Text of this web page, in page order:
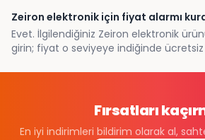
Zeiron elektronik için fiyat alarmı
Evet. İlgilendiğiniz Zeiron elektronik
girin; fiyat o seviyeye indiğinde
Fırsatları
En iyi indirimleri bildirim olarak al,